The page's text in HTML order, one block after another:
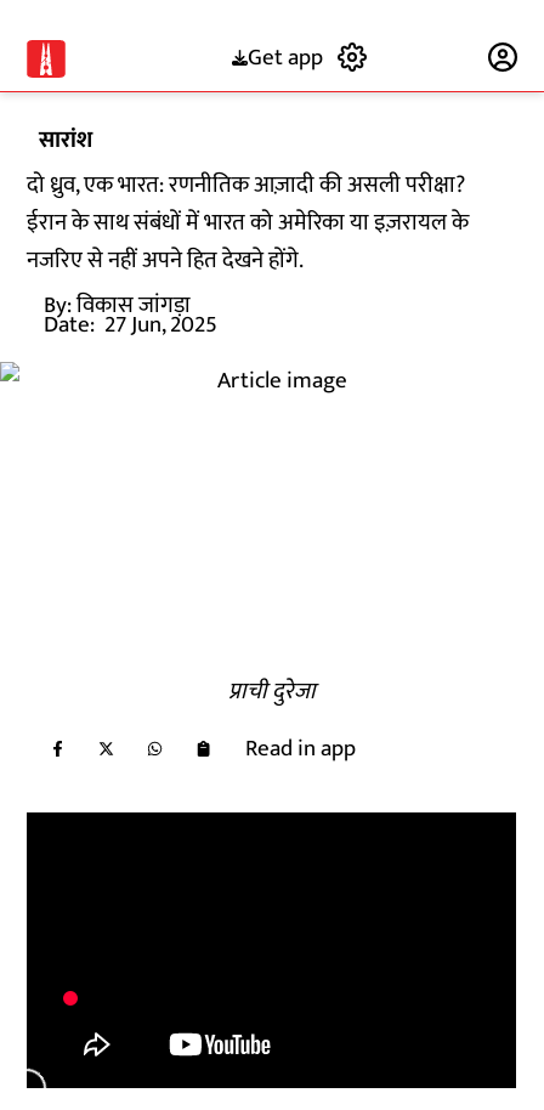
Get app
सारांश
दो ध्रुव, एक भारत: रणनीतिक आज़ादी की असली परीक्षा?
ईरान के साथ संबंधों में भारत को अमेरिका या इज़रायल के
नजरिए से नहीं अपने हित देखने होंगे.
By:विकास जांगड़ा
Date: 27 Jun, 2025
प्राची दुरेजा
Read in app